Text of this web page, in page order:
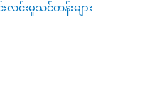
င်းမှုသင်တန်းများ